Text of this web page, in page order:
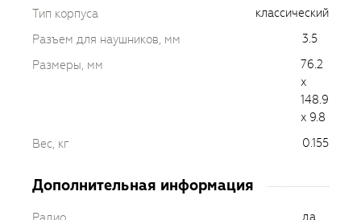
Тип корпуса
классический
Разъем для наушников, мм
3.5
Размеры, мм
76.2
x
148.9
x 9.8
Вес, кг
0.155
Дополнительная информация